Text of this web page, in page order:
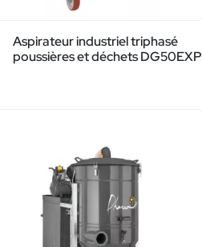
Aspirateur industriel triphasé
poussières et déchets DG50EXP